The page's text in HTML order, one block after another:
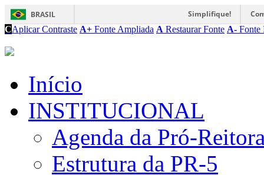
BRASIL Simplifique!
CAplicar Contraste A+ Fonte Ampliada A Restaurar Fonte A- Fonte
Início
INSTITUCIONAL
Agenda da Pró-
Estrutura da PR-5